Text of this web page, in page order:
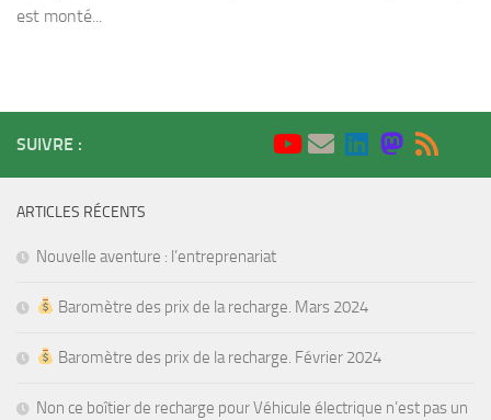
est monté...
SUIVRE :
ARTICLES RÉCENTS
Nouvelle aventure : l’entreprenariat
Baromètre des prix de la recharge. Mars 2024
Baromètre des prix de la recharge. Février 2024
Non ce boîtier de recharge pour Véhicule électrique n’est pas un